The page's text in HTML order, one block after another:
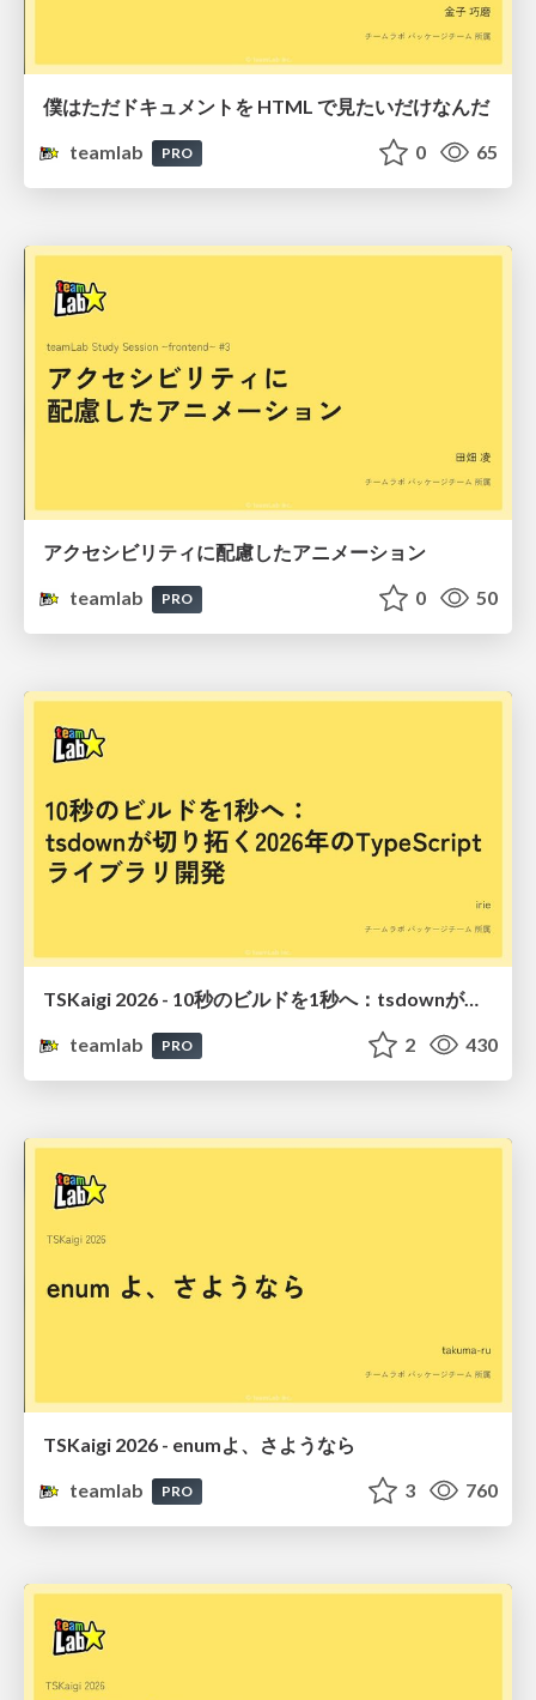
僕はただドキュメントを HTML で見たいだけなんだ
teamlab
PRO 0 65
アクセシビリティに配慮したアニメーション
teamlab
PRO 0 50
TSKaigi 2026 - 10秒のビルドを1秒へ：tsdownが切り拓く2026年のTypeScriptライブラリ開発
teamlab
PRO 2 430
TSKaigi 2026 - enumよ、さようなら
teamlab
PRO 3 760